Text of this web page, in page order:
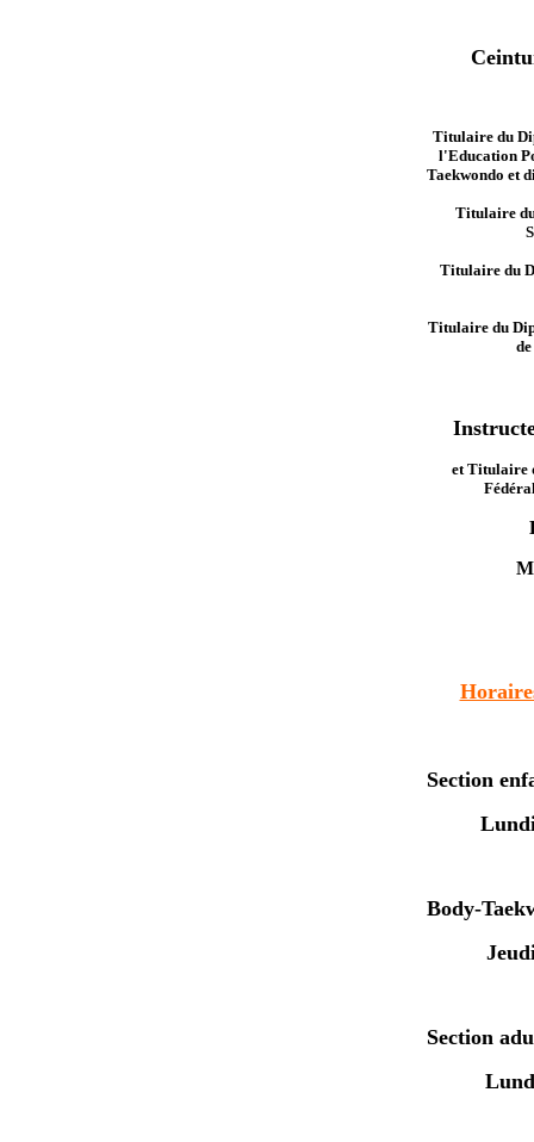
Titulaire du
l'Education
Taekwondo et
Titulaire
Titulaire du
Titulaire du
et Titulaire
Section
Body-
Section